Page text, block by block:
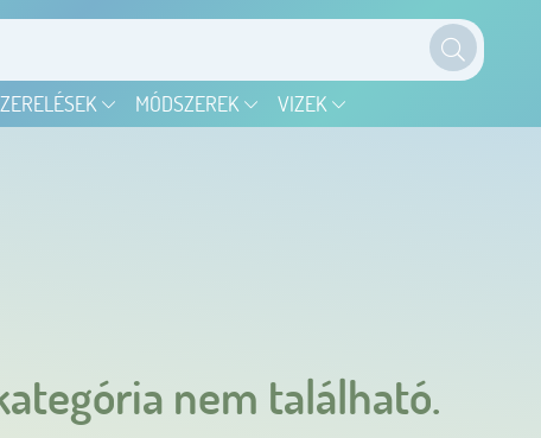
MÓDSZEREK VIZEK
nem található.